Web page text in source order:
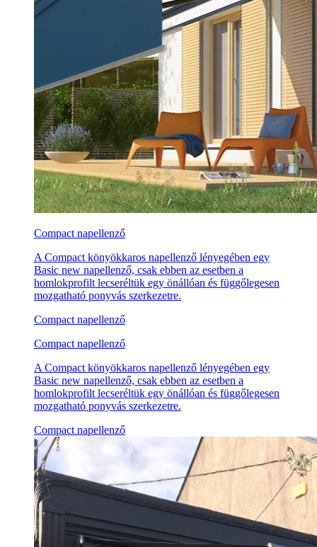
Compact napellenző
A Compact könyökkaros napellenző lényegében egy
Basic new napellenző, csak ebben az esetben a
homlokprofilt lecseréltük egy önállóan és függőlegesen
mozgatható ponyvás szerkezetre.
Compact napellenző
Compact napellenző
A Compact könyökkaros napellenző lényegében egy
Basic new napellenző, csak ebben az esetben a
homlokprofilt lecseréltük egy önállóan és függőlegesen
mozgatható ponyvás szerkezetre.
Compact napellenző